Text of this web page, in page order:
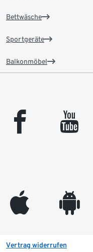
Bettwäsche
Sportgeräte
Balkonmöbel
facebook youtube
appleinc android
Vertrag widerrufen